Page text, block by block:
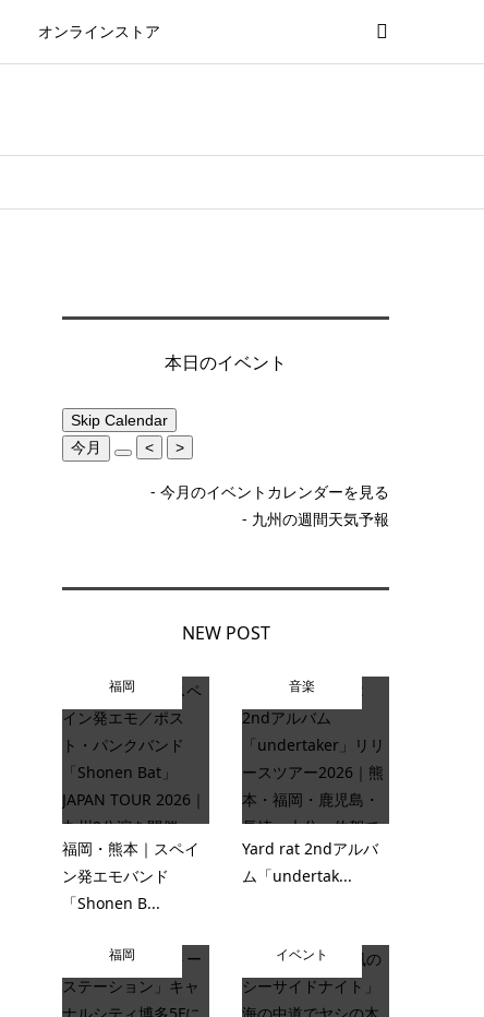
オンラインストア
本日のイベント
Skip Calendar
今月
< >
- 今月のイベントカレンダーを見る
- 九州の週間天気予報
NEW POST
福岡
福岡・熊本｜スペイ
ン発エモバンド
「Shonen B...
音楽
Yard rat 2ndアルバ
ム「undertak...
福岡 イベント